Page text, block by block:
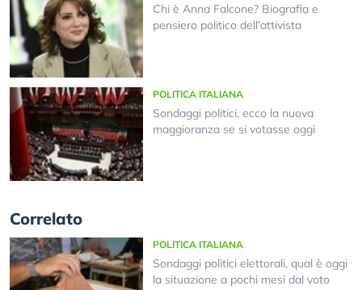
Chi è Anna Falcone? Biografia e
pensiero politico dell’attivista
POLITICA ITALIANA
Sondaggi politici, ecco la nuova
maggioranza se si votasse oggi
Correlato
POLITICA ITALIANA
Sondaggi politici elettorali, qual è oggi
la situazione a pochi mesi dal voto